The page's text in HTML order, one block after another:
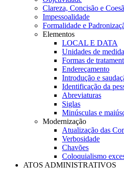
Clareza, Concisão e
Impessoalidade
Formalidade e
Elementos
LOCAL E DATA
Unidades de
Formas de
Endereçamento
Introdução e
Identificação da
Abreviaturas
Siglas
Minúsculas e
Modernização
Atualização das
Verbosidade
Chavões
Coloquialismo
ATOS ADMINISTRATIVOS